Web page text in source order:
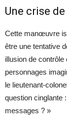
Une crise
Cette manœuvre
être une tentative
illusion de contrôle
personnages
le lieutenant-
question cinglante
messages ? »